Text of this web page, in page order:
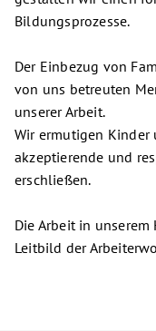
Bildungsprozesse.
Der Einbezug von
von uns betreuten
unserer Arbeit.
Wir ermutigen Kinder
akzeptierende und
erschließen.
Die Arbeit in
Leitbild der